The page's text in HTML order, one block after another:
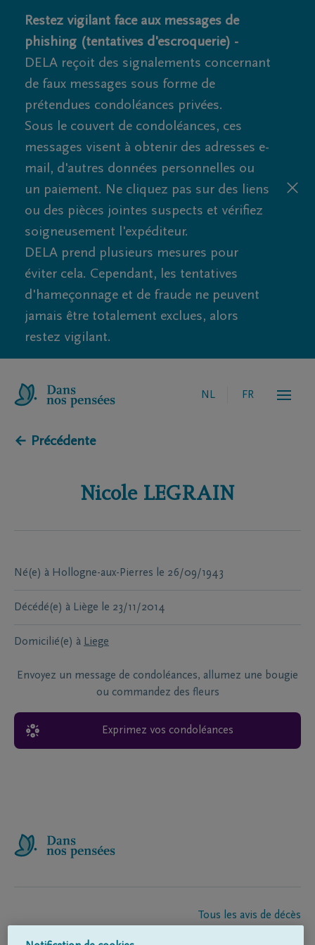
Restez vigilant face aux messages de
phishing (tentatives d'escroquerie) -
DELA reçoit des signalements concernant
de faux messages sous forme de
prétendues condoléances privées.
Sous le couvert de condoléances, ces
messages visent à obtenir des adresses e-
mail, d'autres données personnelles ou
un paiement. Ne cliquez pas sur des liens
ou des pièces jointes suspects et vérifiez
soigneusement l'expéditeur.
DELA prend plusieurs mesures pour
éviter cela. Cependant, les tentatives
d'hameçonnage et de fraude ne peuvent
jamais être totalement exclues, alors
restez vigilant.
NL FR
← Précédente
Nicole LEGRAIN
Né(e) à Hollogne-aux-Pierres le 26/09/1943
Décédé(e) à Liège le 23/11/2014
Domicilié(e) à Liege
Envoyez un message de condoléances, allumez une bougie
ou commandez des fleurs
Exprimez vos condoléances
Tous les avis de décès